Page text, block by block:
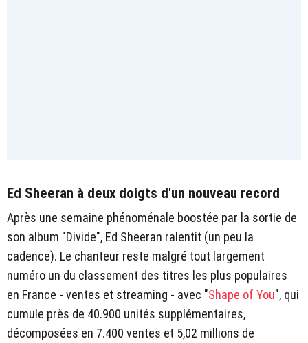
Ed Sheeran à deux doigts d'un nouveau record
Après une semaine phénoménale boostée par la sortie de
son album "Divide", Ed Sheeran ralentit (un peu la
cadence). Le chanteur reste malgré tout largement
numéro un du classement des titres les plus populaires
en France - ventes et streaming - avec "Shape of You", qui
cumule près de 40.900 unités supplémentaires,
décomposées en 7.400 ventes et 5,02 millions de